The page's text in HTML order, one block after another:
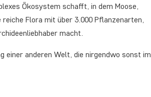
Ökosystem schafft, in dem Moose,
Flora mit über 3.000 Pflanzenarten,
macht.
einer anderen Welt, die nirgendwo sonst im